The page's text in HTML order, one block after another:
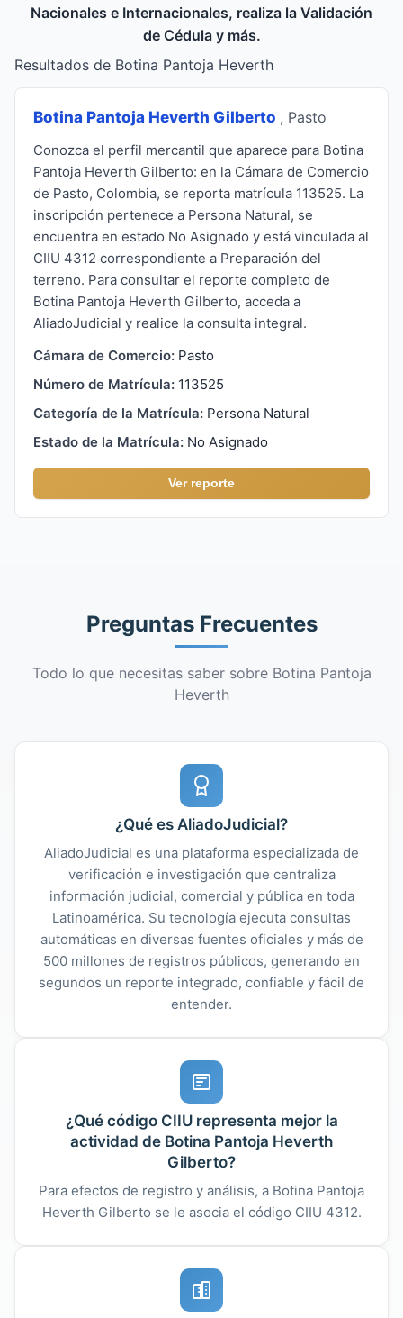
Nacionales e Internacionales, realiza la Validación
de Cédula y más.
Resultados de Botina Pantoja Heverth
Botina Pantoja Heverth Gilberto , Pasto
Conozca el perfil mercantil que aparece para Botina
Pantoja Heverth Gilberto: en la Cámara de Comercio
de Pasto, Colombia, se reporta matrícula 113525. La
inscripción pertenece a Persona Natural, se
encuentra en estado No Asignado y está vinculada al
CIIU 4312 correspondiente a Preparación del
terreno. Para consultar el reporte completo de
Botina Pantoja Heverth Gilberto, acceda a
AliadoJudicial y realice la consulta integral.
Cámara de Comercio: Pasto
Número de Matrícula: 113525
Categoría de la Matrícula: Persona Natural
Estado de la Matrícula: No Asignado
Ver reporte
Preguntas Frecuentes
Todo lo que necesitas saber sobre Botina Pantoja
Heverth
¿Qué es AliadoJudicial?
AliadoJudicial es una plataforma especializada de
verificación e investigación que centraliza
información judicial, comercial y pública en toda
Latinoamérica. Su tecnología ejecuta consultas
automáticas en diversas fuentes oficiales y más de
500 millones de registros públicos, generando en
segundos un reporte integrado, confiable y fácil de
entender.
¿Qué código CIIU representa mejor la
actividad de Botina Pantoja Heverth
Gilberto?
Para efectos de registro y análisis, a Botina Pantoja
Heverth Gilberto se le asocia el código CIIU 4312.